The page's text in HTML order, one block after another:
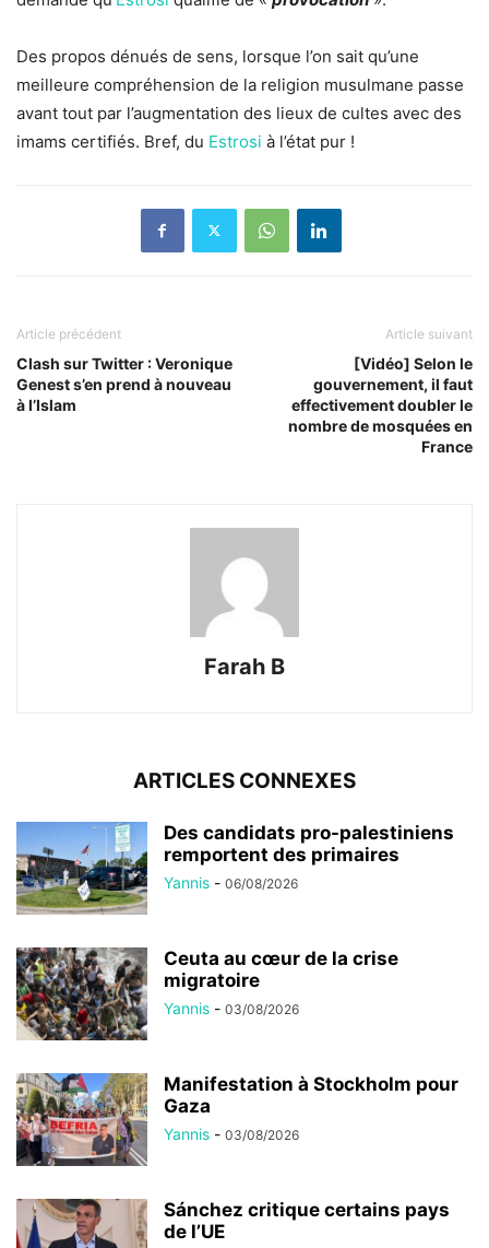
Des propos dénués de sens, lorsque l’on sait qu’une
meilleure compréhension de la religion musulmane passe
avant tout par l’augmentation des lieux de cultes avec des
imams certifiés. Bref, du Estrosi à l’état pur !
Article précédent
Clash sur Twitter : Veronique
Genest s’en prend à nouveau
à l’Islam
Article suivant
[Vidéo] Selon le
gouvernement, il faut
effectivement doubler le
nombre de mosquées en
France
Farah B
ARTICLES CONNEXES
Des candidats pro-palestiniens
remportent des primaires
Yannis - 06/08/2026
Ceuta au cœur de la crise
migratoire
Yannis - 03/08/2026
Manifestation à Stockholm pour
Gaza
Yannis - 03/08/2026
Sánchez critique certains pays
de l’UE